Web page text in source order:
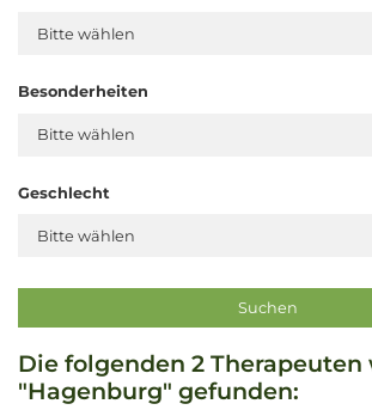
Besonderheiten
Geschlecht
Die folgenden 2
"Hagenburg" gefunden: